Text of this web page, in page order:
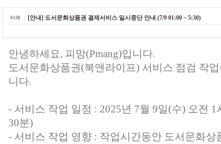
6138 [안내] 도서문화상품권 결제서비스 일시중단 안내 (7/9 01:00 ~ 5:30)
안녕하세요, 피망(Pmang)입니다.
도서문화상품권(북앤라이프) 서비스 점검 작
니다.
- 서비스 작업 일정 : 2025년 7월 9일(수) 오전 1
30분)
- 서비스 작업 영향 : 작업시간동안 도서문화